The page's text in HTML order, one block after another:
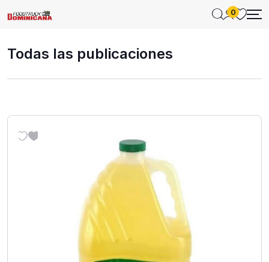
0
Todas las publicaciones